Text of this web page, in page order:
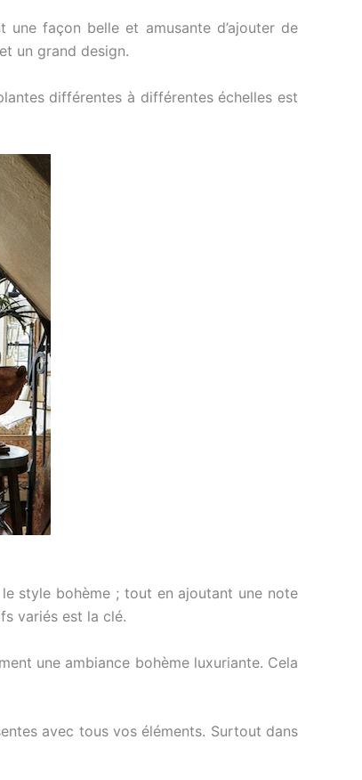
façon belle et amusante d’ajouter de
un grand design.
différentes à différentes échelles est
style bohème ; tout en ajoutant une note
variés est la clé.
une ambiance bohème luxuriante. Cela
avec tous vos éléments. Surtout dans